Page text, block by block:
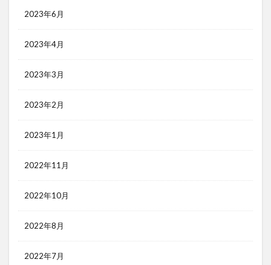
2023年6月
2023年4月
2023年3月
2023年2月
2023年1月
2022年11月
2022年10月
2022年8月
2022年7月